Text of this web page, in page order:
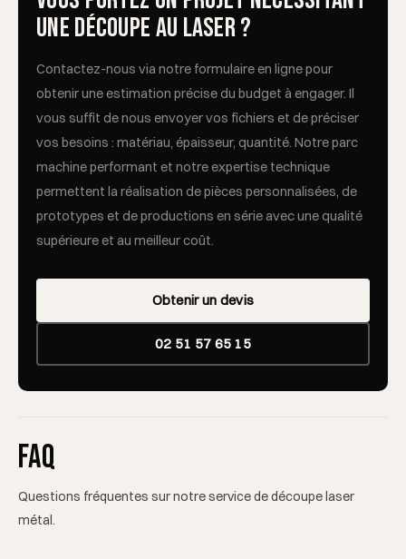
une découpe au laser ?
Contactez-nous via notre formulaire en ligne pour
obtenir une estimation précise du budget à engager. Il
vous suffit de nous envoyer vos fichiers et de préciser
vos besoins : matériau, épaisseur, quantité. Notre parc
machine performant et notre expertise technique
permettent la réalisation de pièces personnalisées, de
prototypes et de productions en série avec une qualité
supérieure et au meilleur coût.
Obtenir un devis
02 51 57 65 15
FAQ
Questions fréquentes sur notre service de découpe laser
métal.